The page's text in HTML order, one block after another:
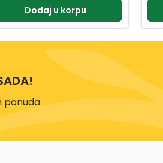
Dodaj u korpu
ponuda